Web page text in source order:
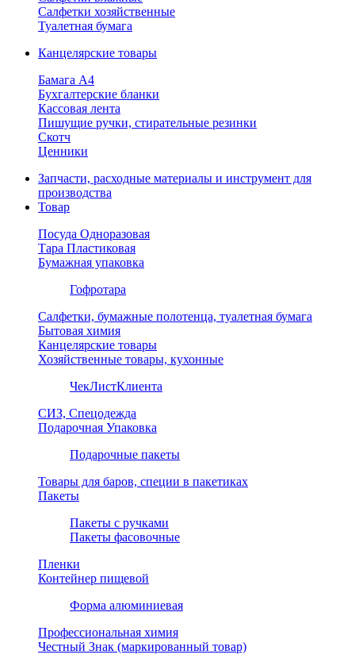
Салфетки хозяйственные
Туалетная бумага
Канцелярские товары
Бамага А4
Бухгалтерские бланки
Кассовая лента
Пишущие ручки, стирательные резинки
Скотч
Ценники
Запчасти, расходные материалы и инструмент для
производства
Товар
Посуда Одноразовая
Тара Пластиковая
Бумажная упаковка
Гофротара
Салфетки, бумажные полотенца, туалетная бумага
Бытовая химия
Канцелярские товары
Хозяйственные товары, кухонные
ЧекЛистКлиента
СИЗ, Спецодежда
Подарочная Упаковка
Подарочные пакеты
Товары для баров, специи в пакетиках
Пакеты
Пакеты с ручками
Пакеты фасовочные
Пленки
Контейнер пищевой
Форма алюминиевая
Профессиональная химия
Честный Знак (маркированный товар)